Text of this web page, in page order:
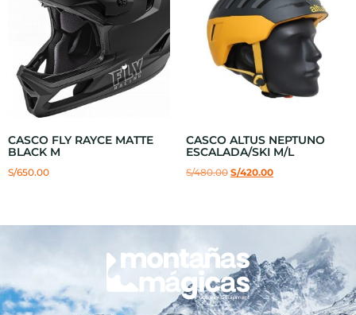
CASCO FLY RAYCE MATTE
BLACK M
S/650.00
CASCO ALTUS NEPTUNO
ESCALADA/SKI M/L
S/480.00 S/420.00